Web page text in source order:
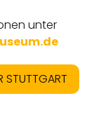
unter
STUTTGART